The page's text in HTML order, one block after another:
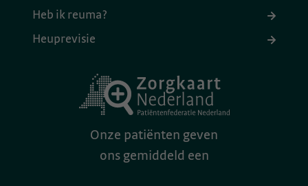
Heb ik reuma?
Heuprevisie
Onze patiënten geven
ons gemiddeld een